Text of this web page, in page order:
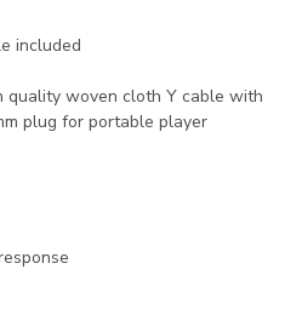
included
quality woven cloth Y cable with
plug for portable player